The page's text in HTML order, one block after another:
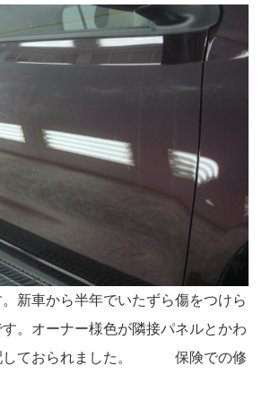
新車から半年でいたずら傷をつけら
。オーナー様色が隣接パネルとかわ
しておられました。 保険での修